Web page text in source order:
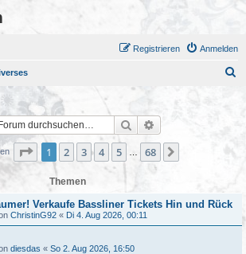
Anmelden
Registrieren
Suche
Seite 1von 68
1 2 3 4 5 68
Themen
Verkaufe Bassliner Tickets Hin und Rück
ChristinG92 « Di 4. Aug 2026, 00:11
diesdas « So 2. Aug 2026, 16:50